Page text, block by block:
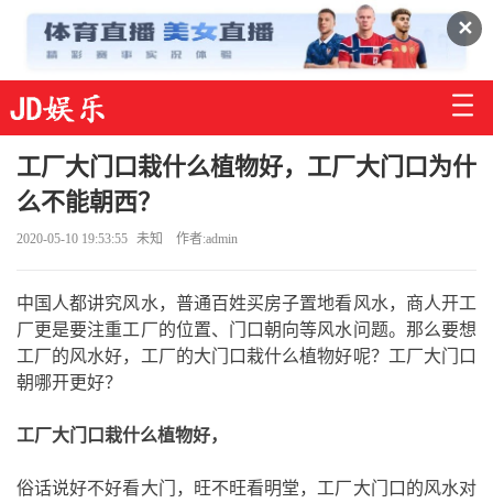
✕
工厂大门口栽什么植物好，工厂大门口为什
么不能朝西？
2020-05-10 19:53:55 未知 作者:admin
中国人都讲究风水，普通百姓买房子置地看风水，商人开工
厂更是要注重工厂的位置、门口朝向等风水问题。那么要想
工厂的风水好，工厂的大门口栽什么植物好呢？工厂大门口
朝哪开更好？
工厂大门口栽什么植物好，
俗话说好不好看大门，旺不旺看明堂，工厂大门口的风水对